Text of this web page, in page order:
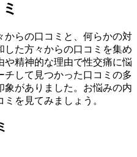
からの口コミと、何らかの対
た方々からの口コミを集め
精神的な理由で性交痛に悩
チして見つかった口コミの多
象がありました。お悩みの内
を見てみましょう。